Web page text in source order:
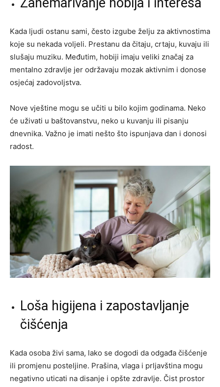
Kada ljudi ostanu sami, često izgube želju za aktivnostima
koje su nekada voljeli. Prestanu da čitaju, crtaju, kuvaju ili
slušaju muziku. Međutim, hobiji imaju veliki značaj za
mentalno zdravlje jer održavaju mozak aktivnim i donose
osjećaj zadovoljstva.
Nove vještine mogu se učiti u bilo kojim godinama. Neko
će uživati u baštovanstvu, neko u kuvanju ili pisanju
dnevnika. Važno je imati nešto što ispunjava dan i donosi
radost.
Loša higijena i zapostavljanje
čišćenja
Kada osoba živi sama, lako se dogodi da odgađa čišćenje
ili promjenu posteljine. Prašina, vlaga i prljavština mogu
negativno uticati na disanje i opšte zdravlje. Čist prostor